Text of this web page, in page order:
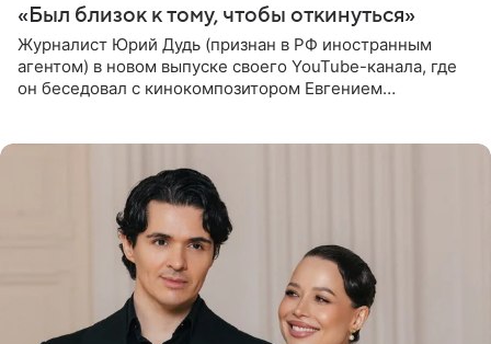
«Был близок к тому, чтобы откинуться»
Журналист Юрий Дудь (признан в РФ иностранным
агентом) в новом выпуске своего YouTube-канала, где
он беседовал с кинокомпозитором Евгением